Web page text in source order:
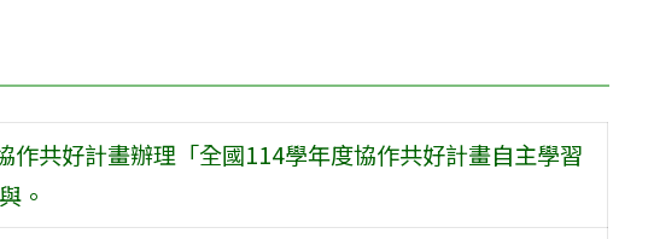
共好計畫辦理「全國114學年度協作共好計畫自主學習
。